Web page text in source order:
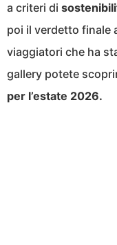
a criteri di
poi il verdetto finale
viaggiatori che ha
gallery potete
per l’estate 2026.